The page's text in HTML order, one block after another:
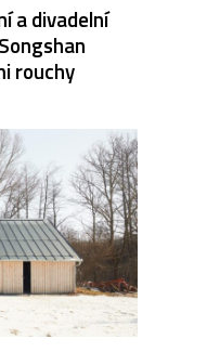
a divadelní
rouchy